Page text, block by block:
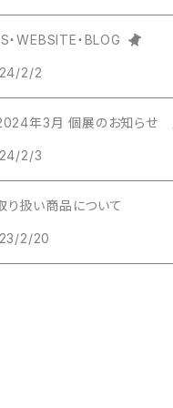
・WEBSITE・BLOG
2/2
年3月 個展のお知らせ
2/3
り扱い商品について
2/20